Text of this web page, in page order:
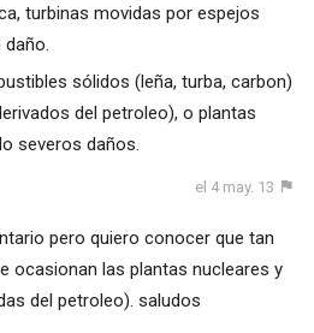
turbinas movidas por espejos
sólidos (leña, turba, carbon)
del petroleo), o plantas
severos daños.
el 4 may. 13
pero quiero conocer que tan
ocasionan las plantas nucleares y
del petroleo). saludos